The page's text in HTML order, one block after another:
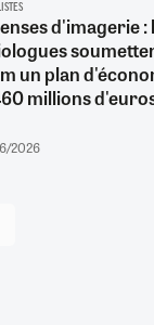
d'imagerie :
un plan
millions
2026